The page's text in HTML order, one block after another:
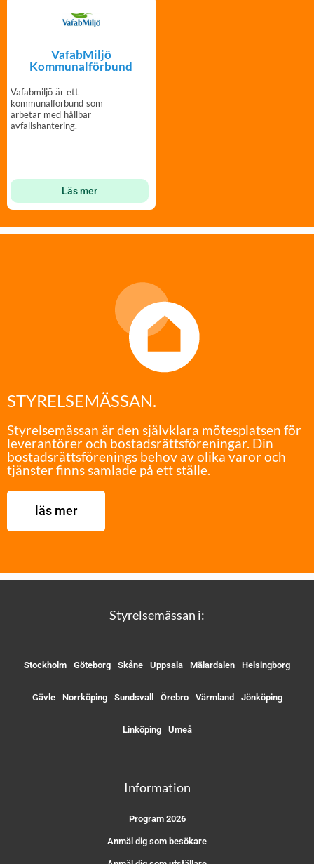
VafabMiljö
Kommunalförbund
Vafabmiljö är ett
kommunalförbund som
arbetar med hållbar
avfallshantering.
Läs mer
STYRELSEMÄSSAN.
Styrelsemässan är den självklara mötesplatsen för
leverantörer och bostadsrättsföreningar. Din
bostadsrättsförenings behov av olika varor och
tjänster finns samlade på ett ställe.
läs mer
Styrelsemässan i:
Stockholm Göteborg Skåne Uppsala Mälardalen Helsingborg
Gävle Norrköping Sundsvall Örebro Värmland Jönköping
Linköping Umeå
Information
Program 2026
Anmäl dig som besökare